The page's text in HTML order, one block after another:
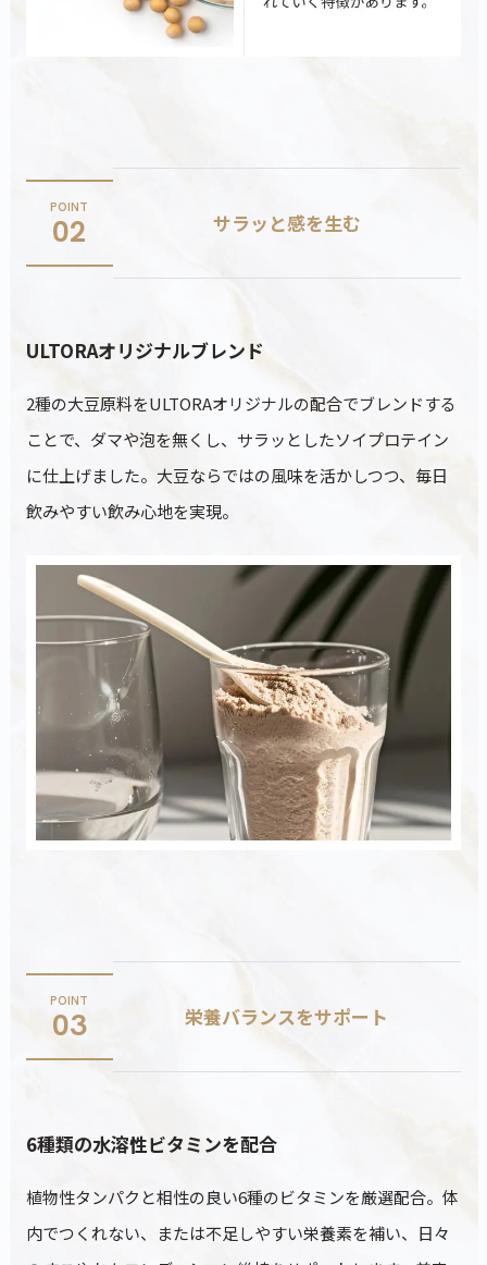
POINT
02 サラッと感を生む
ULTORAオリジナルブレンド
2種の大豆原料をULTORAオリジナルの配合でブレンドする
ことで、ダマや泡を無くし、サラッとしたソイプロテイン
に仕上げました。大豆ならではの風味を活かしつつ、毎日
飲みやすい飲み心地を実現。
POINT
03 栄養バランスをサポート
6種類の水溶性ビタミンを配合
植物性タンパクと相性の良い6種のビタミンを厳選配合。体
内でつくれない、または不足しやすい栄養素を補い、日々
カートに商品を追加しました
こちらも一緒にいかがですか？
ティープロテイン
緑茶
3,690(税込)
ホエイプロテイン
抹茶ラテ
5,940
ビューティープロ
¥3,218(税込)